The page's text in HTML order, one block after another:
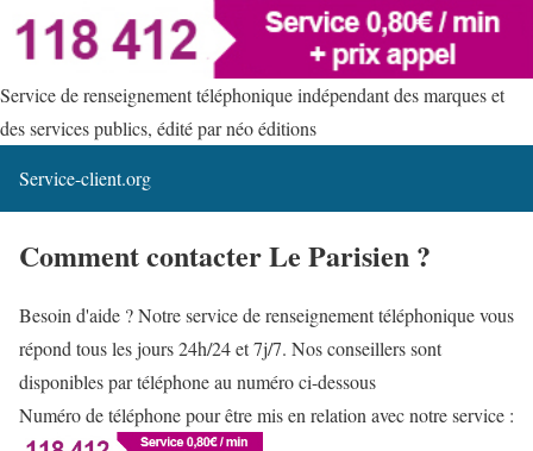
Service de renseignement téléphonique indépendant des marques et
des services publics, édité par néo éditions
Service-client.org
Comment contacter Le Parisien ?
Besoin d'aide ? Notre service de renseignement téléphonique vous
répond tous les jours 24h/24 et 7j/7. Nos conseillers sont
disponibles par téléphone au numéro ci-dessous
Numéro de téléphone pour être mis en relation avec notre service :